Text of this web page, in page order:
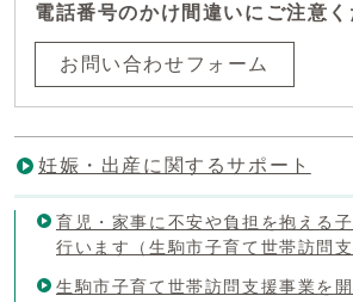
電話番号のかけ間違いにご注意く
お問い合わせフォーム
妊娠・出産に関するサポート
育児・家事に不安や負担を抱える
行います（生駒市子育て世帯訪問支
生駒市子育て世帯訪問支援事業を